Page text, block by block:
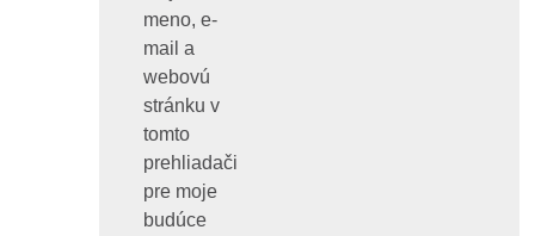
meno, e-
mail a
webovú
stránku v
tomto
prehliadači
pre moje
budúce